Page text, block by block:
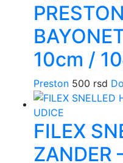
10cm /
Preston 500 rsd
FILEX
ZANDER